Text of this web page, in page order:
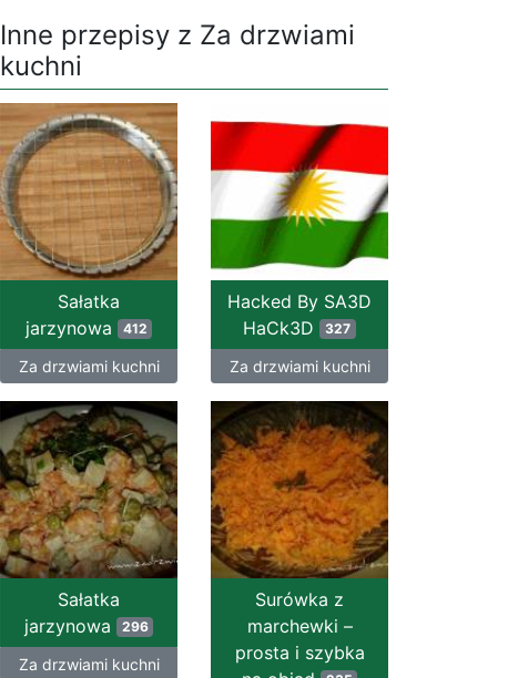
Inne przepisy z Za drzwiami
kuchni
Sałatka
jarzynowa
412
Za drzwiami kuchni
Hacked By SA3D
HaCk3D 327
Za drzwiami kuchni
Sałatka
jarzynowa
296
Za drzwiami kuchni
Surówka z
marchewki –
prosta i szybka